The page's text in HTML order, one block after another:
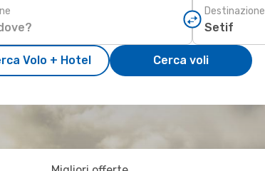
Destinazione
Volo + Hotel Cerca voli